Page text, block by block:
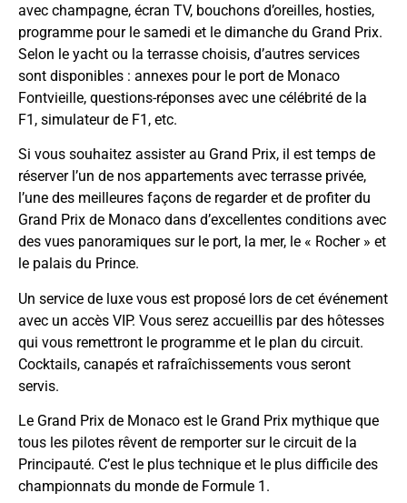
avec champagne, écran TV, bouchons d’oreilles, hosties,
programme pour le samedi et le dimanche du Grand Prix.
Selon le yacht ou la terrasse choisis, d’autres services
sont disponibles : annexes pour le port de Monaco
Fontvieille, questions-réponses avec une célébrité de la
F1, simulateur de F1, etc.
Si vous souhaitez assister au Grand Prix, il est temps de
réserver l’un de nos appartements avec terrasse privée,
l’une des meilleures façons de regarder et de profiter du
Grand Prix de Monaco dans d’excellentes conditions avec
des vues panoramiques sur le port, la mer, le « Rocher » et
le palais du Prince.
Un service de luxe vous est proposé lors de cet événement
avec un accès VIP. Vous serez accueillis par des hôtesses
qui vous remettront le programme et le plan du circuit.
Cocktails, canapés et rafraîchissements vous seront
servis.
Le Grand Prix de Monaco est le Grand Prix mythique que
tous les pilotes rêvent de remporter sur le circuit de la
Principauté. C’est le plus technique et le plus difficile des
championnats du monde de Formule 1.